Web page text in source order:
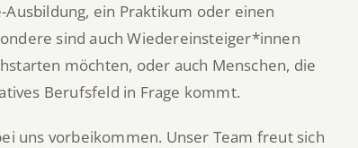
ein Praktikum oder einen
sind auch Wiedereinsteiger*innen
möchten, oder auch Menschen, die
Berufsfeld in Frage kommt.
uns vorbeikommen. Unser Team freut sich